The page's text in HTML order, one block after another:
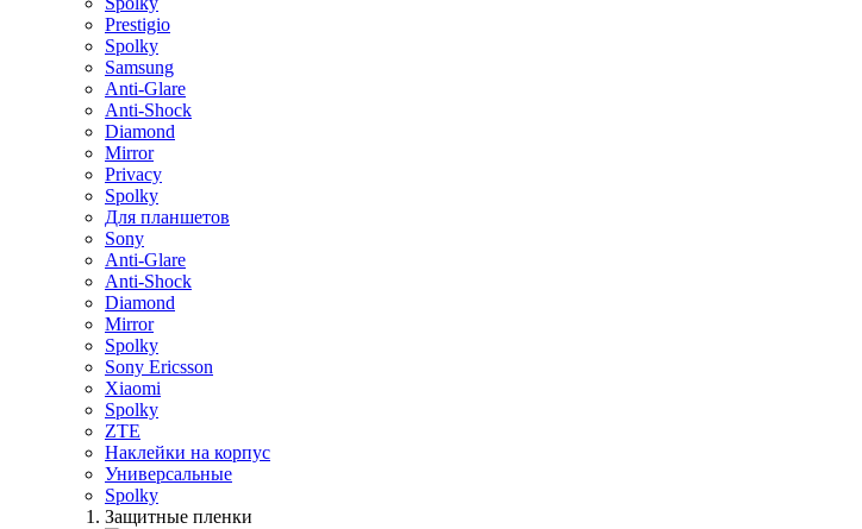
Prestigio
Spolky
Samsung
Anti-Glare
Anti-Shock
Diamond
Mirror
Privacy
Spolky
Для планшетов
Sony
Anti-Glare
Anti-Shock
Diamond
Mirror
Spolky
Sony Ericsson
Xiaomi
Spolky
ZTE
Наклейки на корпус
Универсальные
Spolky
Защитные пленки